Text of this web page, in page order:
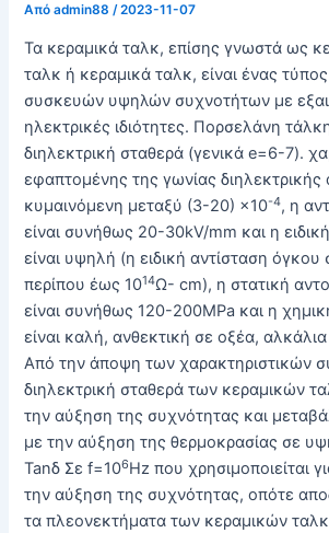
Απόadmin88 /2023-11-07
Τα κεραμικά ταλκ, επίσης γνωστά ως
ταλκ ή κεραμικά ταλκ, είναι ένας
συσκευών υψηλών συχνοτήτων με
ηλεκτρικές ιδιότητες. Πορσελάνη
διηλεκτρική σταθερά (γενικά e=6-7).
εφαπτομένης της γωνίας
κυμαινόμενη μεταξύ (3-20) ×10-4, η
είναι συνήθως 20-30kV/mm και η
είναι υψηλή (η ειδική αντίσταση
περίπου έως 1014Ω- cm), η στατική
είναι συνήθως 120-200MPa και η
είναι καλή, ανθεκτική σε οξέα,
Από την άποψη των χαρακτηριστικών
διηλεκτρική σταθερά των κεραμικών
την αύξηση της συχνότητας και
με την αύξηση της θερμοκρασίας σε
Tanδ Σε f=106Hz που χρησιμοποιείται
την αύξηση της συχνότητας, οπότε
τα πλεονεκτήματα των κεραμικών